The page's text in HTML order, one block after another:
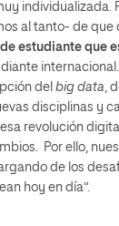
individualizada.
al tanto- de que
estudiante que
del big data,
disciplinas y
revolución
Por ello,
de los
hoy en día”.